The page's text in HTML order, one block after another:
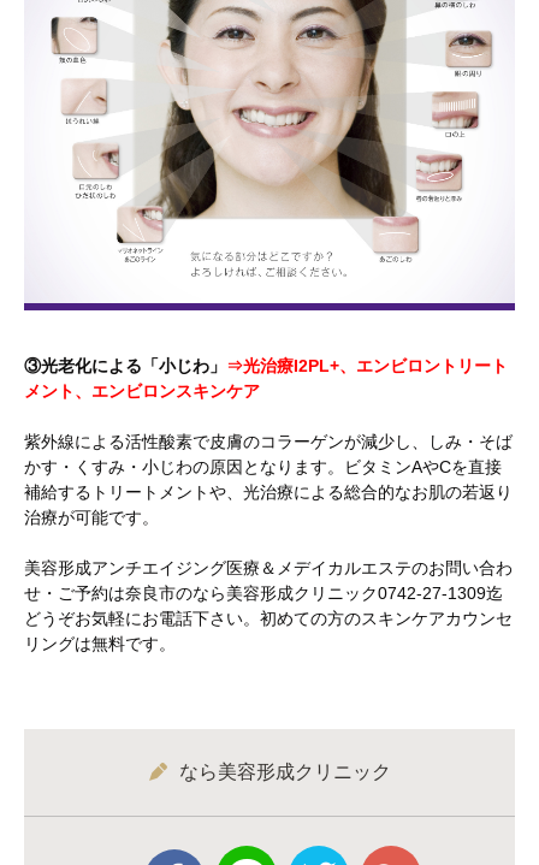
③光老化による「小じわ」 ⇒光治療I2PL+、エンビロントリート
メント、エンビロンスキンケア
紫外線による活性酸素で皮膚のコラーゲンが減少し、しみ・そば
かす・くすみ・小じわの原因となります。ビタミンAやCを直接
補給するトリートメントや、光治療による総合的なお肌の若返り
治療が可能です。
美容形成アンチエイジング医療＆メデイカルエステのお問い合わ
せ・ご予約は奈良市のなら美容形成クリニック0742-27-1309迄
どうぞお気軽にお電話下さい。初めての方のスキンケアカウンセ
リングは無料です。
なら美容形成クリニック